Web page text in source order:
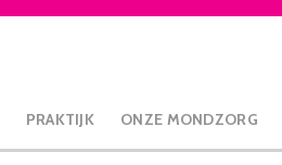
PRAKTIJK ONZE MONDZORG